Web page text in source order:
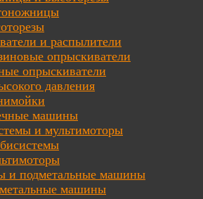
и распылители
опрыскиватели
опрыскиватели
давления
машины
и мультимоторы
и подметальные машины
машины